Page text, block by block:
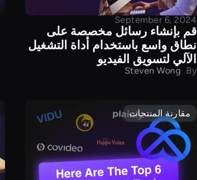
September 6, 2024
قم بإنشاء رسائل مخصصة على
نطاق واسع باستخدام أداة التشغيل
الآلي لتسويق الفيديو
By
Steven Wong
مقارنة المنتجات